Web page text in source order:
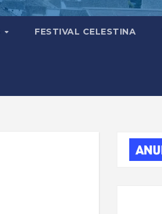
FESTIVAL CELESTINA